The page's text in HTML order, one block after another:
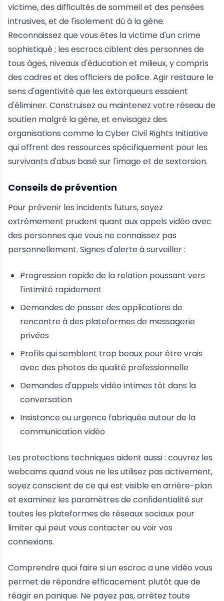
victime, des difficultés de sommeil et des pensées
intrusives, et de l'isolement dû à la gêne.
Reconnaissez que vous êtes la victime d'un crime
sophistiqué ; les escrocs ciblent des personnes de
tous âges, niveaux d'éducation et milieux, y compris
des cadres et des officiers de police. Agir restaure le
sens d'agentivité que les extorqueurs essaient
d'éliminer. Construisez ou maintenez votre réseau de
soutien malgré la gêne, et envisagez des
organisations comme la Cyber Civil Rights Initiative
qui offrent des ressources spécifiquement pour les
survivants d'abus basé sur l'image et de sextorsion.
Conseils de prévention
Pour prévenir les incidents futurs, soyez
extrêmement prudent quant aux appels vidéo avec
des personnes que vous ne connaissez pas
personnellement. Signes d'alerte à surveiller :
Progression rapide de la relation poussant vers
l'intimité rapidement
Demandes de passer des applications de
rencontre à des plateformes de messagerie
privées
Profils qui semblent trop beaux pour être vrais
avec des photos de qualité professionnelle
Demandes d'appels vidéo intimes tôt dans la
conversation
Insistance ou urgence fabriquée autour de la
communication vidéo
Les protections techniques aident aussi : couvrez les
webcams quand vous ne les utilisez pas activement,
soyez conscient de ce qui est visible en arrière-plan
et examinez les paramètres de confidentialité sur
toutes les plateformes de réseaux sociaux pour
limiter qui peut vous contacter ou voir vos
connexions.
Comprendre quoi faire si un escroc a une vidéo vous
permet de répondre efficacement plutôt que de
réagir en panique. Ne payez pas, arrêtez toute